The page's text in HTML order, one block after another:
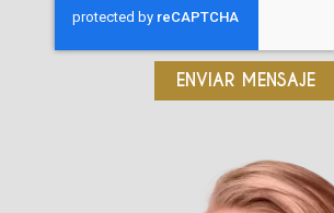
ENVIAR MENSAJE